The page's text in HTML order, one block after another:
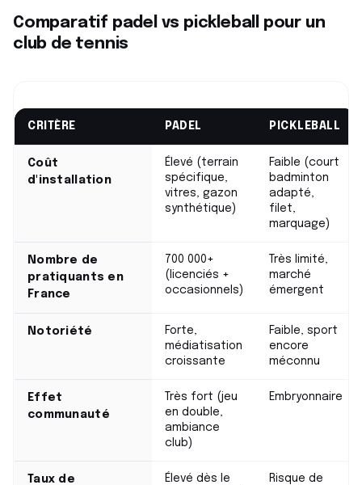
Comparatif padel vs pickleball pour un
club de tennis
CRITÈRE PADEL PICKLEBALL
Coût
d'installation
Élevé (terrain
spécifique,
vitres, gazon
synthétique)
Faible (court
badminton
adapté,
filet,
marquage)
Nombre de
pratiquants en
France
700 000+
(licenciés +
occasionnels)
Très limité,
marché
émergent
Notoriété
Forte,
médiatisation
croissante
Faible, sport
encore
méconnu
Effet
communauté
Très fort (jeu
en double,
ambiance
club)
Embryonnaire
Taux de
Élevé dès le
Risque de